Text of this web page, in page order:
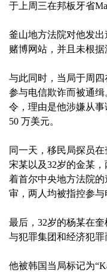
于上周三在邦板牙省
釜山地方法院对他发
赌博网站，并且未根据
与此同时，当局于周
参与电信欺诈而被通
令，理由是他涉嫌从
50 万美元。
同一天，移民局探员在
宋某以及32岁的金某
着首尔中央地方法院
审，两人均被指控参与
最后，32岁的杨某在
与犯罪集团和经济犯罪
他被韩国当局标记为